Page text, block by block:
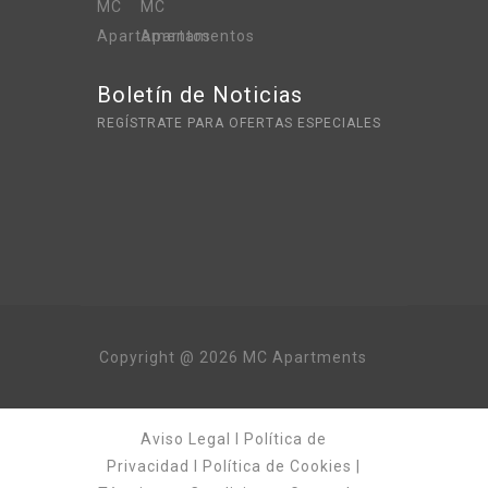
Boletín de Noticias
REGÍSTRATE PARA OFERTAS ESPECIALES
Copyright @ 2026 MC Apartments
Aviso Legal
Política de
Privacidad
Política de Cookies